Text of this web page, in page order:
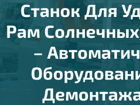
Станок Для
Рам
–